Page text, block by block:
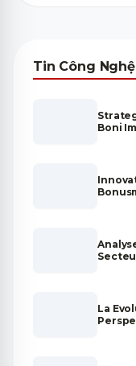
Tin Công Nghệ
Boni
La